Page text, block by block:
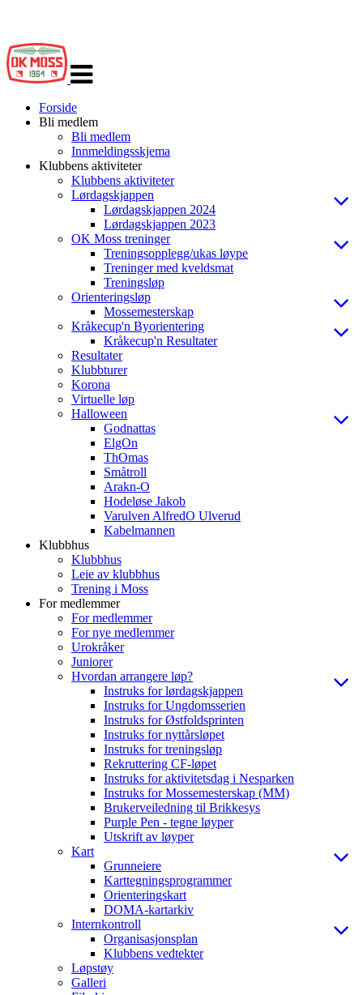
navigasjon
Forside
Bli medlem
Bli medlem
Innmeldingsskjema
Klubbens aktiviteter
Klubbens aktiviteter
Lørdagskjappen
Lørdagskjappen 2024
Lørdagskjappen 2023
OK Moss treninger
Treningsopplegg/ukas løype
Treninger med kveldsmat
Treningsløp
Orienteringsløp
Mossemesterskap
Kråkecup'n Byorientering
Kråkecup'n Resultater
Resultater
Klubbturer
Korona
Virtuelle løp
Halloween
Godnattas
ElgOn
ThOmas
Småtroll
Arakn-O
Hodeløse Jakob
Varulven AlfredO Ulverud
Kabelmannen
Klubbhus
Klubbhus
Leie av klubbhus
Trening i Moss
For medlemmer
For medlemmer
For nye medlemmer
Urokråker
Juniorer
Hvordan arrangere løp?
Instruks for lørdagskjappen
Instruks for Ungdomsserien
Instruks for Østfoldsprinten
Instruks for nyttårsløpet
Instruks for treningsløp
Rekruttering CF-løpet
Instruks for aktivitetsdag i Nesparken
Instruks for Mossemesterskap (MM)
Brukerveiledning til Brikkesys
Purple Pen - tegne løyper
Utskrift av løyper
Kart
Grunneiere
Karttegningsprogrammer
Orienteringskart
DOMA-kartarkiv
Internkontroll
Organisasjonsplan
Klubbens vedtekter
Løpstøy
Galleri